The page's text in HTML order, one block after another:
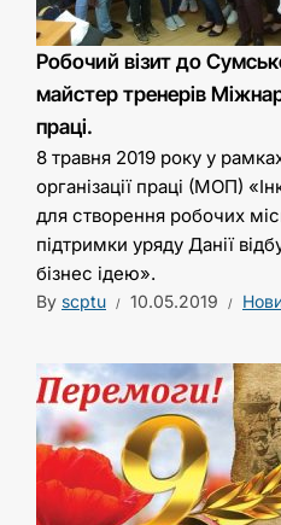
Робочий візит до
майстер тренерів
праці.
8 травня 2019 року у
організації праці (МОП)
для створення робочих
підтримки уряду Данії
бізнес ідею».
By scptu 10.05.2019